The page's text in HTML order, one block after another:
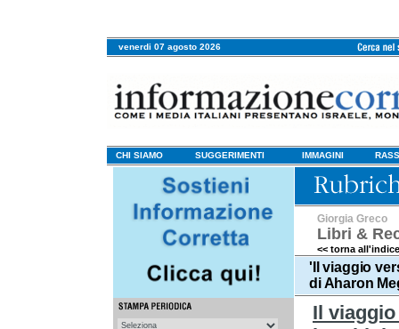
venerdi 07 agosto 2026
CHI SIAMO SUGGERIMENTI IMMAGINI
Giorgia Greco
Libri &
<< torna
'Il viaggio
di Aharon
Il